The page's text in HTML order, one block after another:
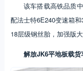
该车搭载高铁品质
配法士特6E240变速箱
18层级钢丝胎，加强版
解放JK6平地板载货